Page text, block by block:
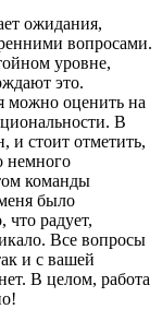
ожидания,
вопросами.
уровне,
это.
можно оценить на
В
и стоит отметить,
немного
команды
было
что радует,
Все вопросы
и с вашей
В целом, работа